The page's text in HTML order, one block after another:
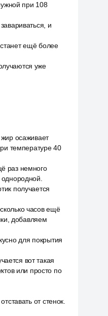
при 108
и
ещё более
уже
осаживает
температуре 40
раз немного
получается
часов ещё
добавляем
для покрытия
вот такая
или просто по
от стенок.